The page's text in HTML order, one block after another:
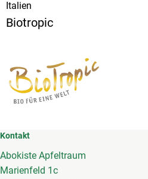
Italien
Biotropic
Kontakt
Abokiste Apfeltraum
Marienfeld 1c